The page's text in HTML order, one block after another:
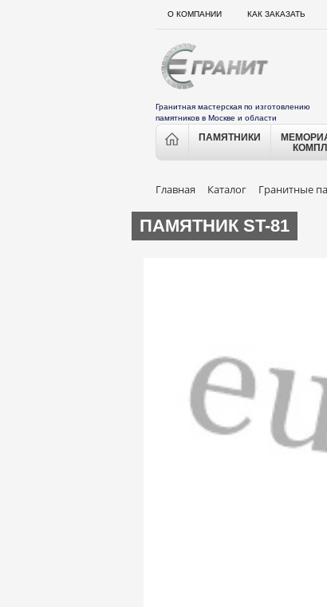
О КОМПАНИИ КАК ЗАКАЗАТЬ
Гранитная мастерская по изготовлению
памятников в Москве и области
ПАМЯТНИКИ
Главная Каталог Гранитные
ПАМЯТНИК ST-81